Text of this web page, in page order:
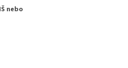
nebo